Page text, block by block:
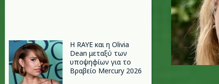
Η RAYE και η Olivia
Dean μεταξύ των
υποψηφίων για το
Βραβείο Mercury 2026